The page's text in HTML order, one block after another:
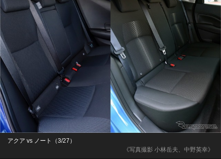
《写真撮影 小林岳夫、中野英幸》
アクア vs ノート（3/27）